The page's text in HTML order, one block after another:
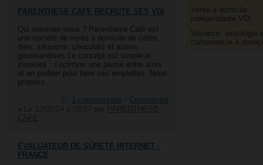
Vente à domicile
indépendante VDI
Voyance, astrologie
cartomancie à
PARENTHESE CAFÉ RECRUTE SES VDI
Qui sommes-nous ? Parenthese Café est
une société de vente à domicile de cafés,
thés, infusions, chocolats et autres
gourmandises.Le concept est simple et
innovant : s'octroyer une pause entre amis
et en profiter pour faire ses emplettes. Nous
proposo…
1 commentaire - Commenter
»
ÉVALUATEUR DE SÛRETÉ INTERNET -
FRANCE